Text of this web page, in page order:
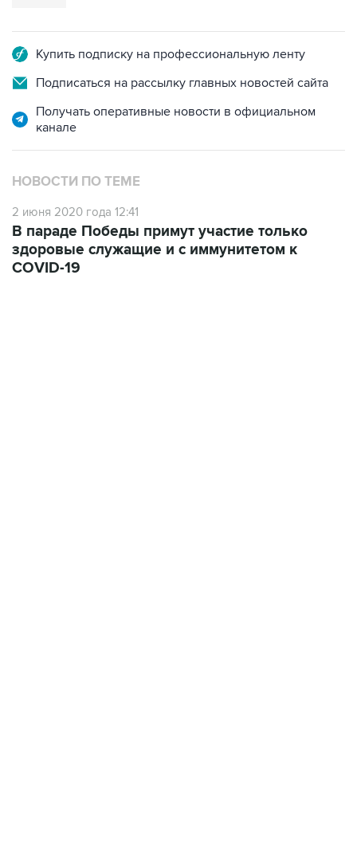
Купить подписку на профессиональную ленту
Подписаться на рассылку главных новостей сайта
Получать оперативные новости в официальном
канале
НОВОСТИ ПО ТЕМЕ
2 июня 2020 года 12:41
В параде Победы примут участие только
здоровые служащие и с иммунитетом к
COVID-19